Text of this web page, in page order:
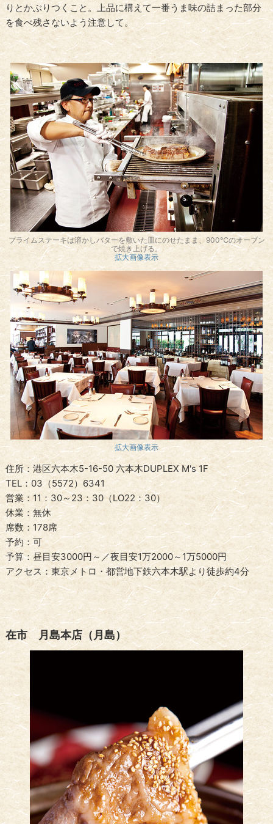
りとかぶりつくこと。上品に構えて一番うま味の詰まった部分
を食べ残さないよう注意して。
プライムステーキは溶かしバターを敷いた皿にのせたまま、900℃のオーブン
で焼き上げる。
拡大画像表示
拡大画像表示
住所：港区六本木5-16-50 六本木DUPLEX M's 1F
TEL：03（5572）6341
営業：11：30～23：30（LO22：30）
休業：無休
席数：178席
予約：可
予算：昼目安3000円～／夜目安1万2000～1万5000円
アクセス：東京メトロ・都営地下鉄六本木駅より徒歩約4分
在市 月島本店（月島）